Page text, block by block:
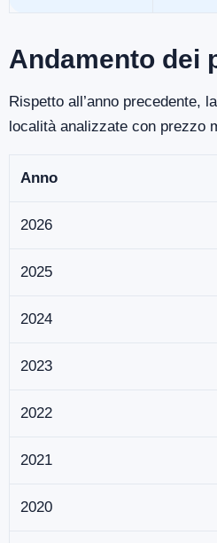
Andamento dei
Rispetto all’anno precedente,
località analizzate con prezzo
Anno
2026
2025
2024
2023
2022
2021
2020